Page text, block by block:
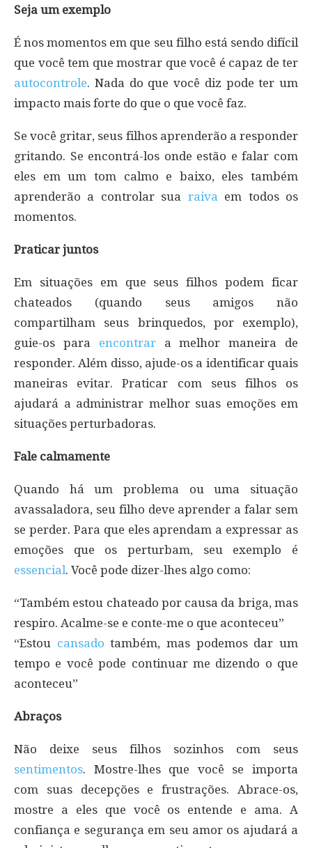
Seja um exemplo
É nos momentos em que seu filho está sendo difícil
que você tem que mostrar que você é capaz de ter
autocontrole. Nada do que você diz pode ter um
impacto mais forte do que o que você faz.
Se você gritar, seus filhos aprenderão a responder
gritando. Se encontrá-los onde estão e falar com
eles em um tom calmo e baixo, eles também
aprenderão a controlar sua raiva em todos os
momentos.
Praticar juntos
Em situações em que seus filhos podem ficar
chateados (quando seus amigos não
compartilham seus brinquedos, por exemplo),
guie-os para encontrara melhor maneira de
responder. Além disso, ajude-os a identificar quais
maneiras evitar. Praticar com seus filhos os
ajudará a administrar melhor suas emoções em
situações perturbadoras.
Fale calmamente
Quando há um problema ou uma situação
avassaladora, seu filho deve aprender a falar sem
se perder. Para que eles aprendam a expressar as
emoções que os perturbam, seu exemplo é
essencial. Você pode dizer-lhes algo como:
“Também estou chateado por causa da briga, mas
respiro. Acalme-se e conte-me o que aconteceu”
“Estou cansado também, mas podemos dar um
tempo e você pode continuar me dizendo o que
aconteceu”
Abraços
Não deixe seus filhos sozinhos com seus
sentimentos. Mostre-lhes que você se importa
com suas decepções e frustrações. Abrace-os,
mostre a eles que você os entende e ama. A
confiança e segurança em seu amor os ajudará a